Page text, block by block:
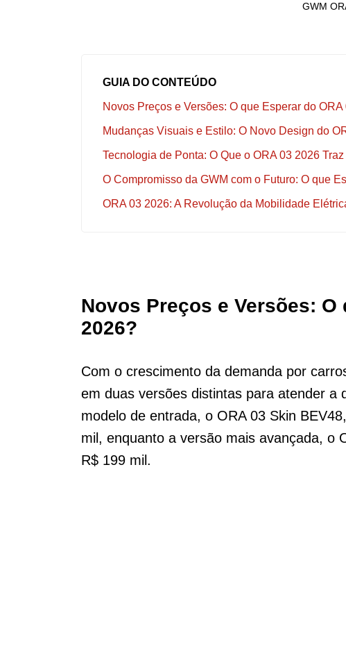
GWM
GUIA DO CONTEÚDO
Novos Preços e Versões: O que Esperar do
Mudanças Visuais e Estilo: O Novo Design do
Tecnologia de Ponta: O Que o ORA 03 2026
O Compromisso da GWM com o Futuro: O que
ORA 03 2026: A Revolução da Mobilidade
Novos Preços e Versões: O
2026?
Com o crescimento da demanda por
em duas versões distintas para atender a
modelo de entrada, o ORA 03 Skin
mil, enquanto a versão mais avançada, o
R$ 199 mil.